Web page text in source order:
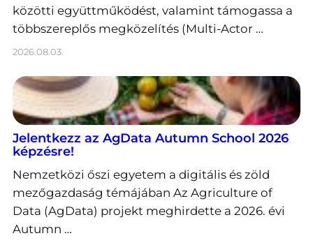
közötti együttműködést, valamint támogassa a
többszereplős megközelítés (Multi-Actor …
2026.08.03.
Jelentkezz az AgData Autumn School 2026
képzésre!
Nemzetközi őszi egyetem a digitális és zöld
mezőgazdaság témájában Az Agriculture of
Data (AgData) projekt meghirdette a 2026. évi
Autumn …